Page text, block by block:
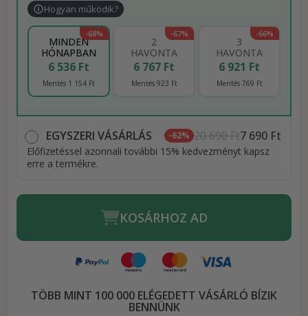
Hogyan működik?
-68%
MINDEN
HÓNAPBAN
6 536 Ft
Mentés 1 154 Ft
-67%
2
HAVONTA
6 767 Ft
Mentés 923 Ft
-66%
3
HAVONTA
6 921 Ft
Mentés 769 Ft
EGYSZERI VÁSÁRLÁS -62% 20 690 Ft7 690 Ft
Előfizetéssel azonnali további 15% kedvezményt kapsz
erre a termékre.
KOSÁRHOZ AD
TÖBB MINT 100 000 ELÉGEDETT VÁSÁRLÓ BÍZIK
BENNÜNK